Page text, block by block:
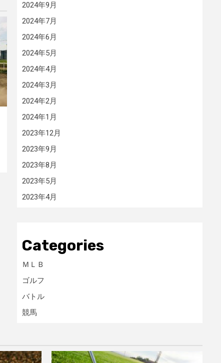
2024年9月
2024年7月
2024年6月
2024年5月
2024年4月
2024年3月
2024年2月
2024年1月
2023年12月
2023年9月
2023年8月
2023年5月
2023年4月
Categories
ＭＬＢ
ゴルフ
バトル
競馬